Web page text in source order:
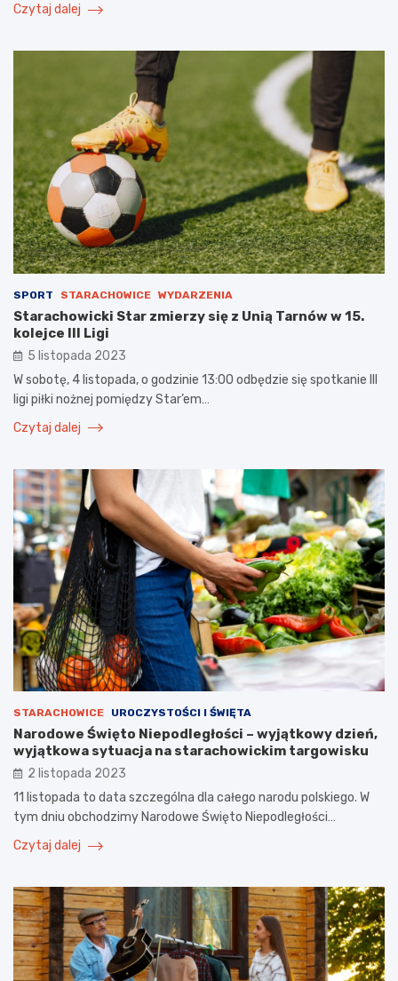
Czytaj dalej
SPORT STARACHOWICE WYDARZENIA
Starachowicki Star zmierzy się z Unią Tarnów w 15.
kolejce III Ligi
5 listopada 2023
W sobotę, 4 listopada, o godzinie 13:00 odbędzie się spotkanie III
ligi piłki nożnej pomiędzy Star’em…
Czytaj dalej
STARACHOWICE UROCZYSTOŚCI I ŚWIĘTA
Narodowe Święto Niepodległości – wyjątkowy dzień,
wyjątkowa sytuacja na starachowickim targowisku
2 listopada 2023
11 listopada to data szczególna dla całego narodu polskiego. W
tym dniu obchodzimy Narodowe Święto Niepodległości…
Czytaj dalej